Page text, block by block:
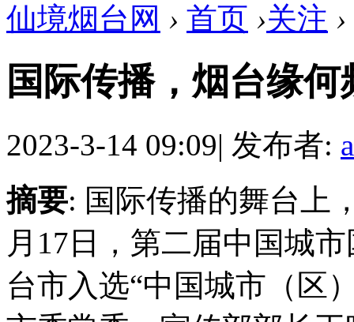
仙境烟台网 › 首页 ›关注 ›
国际传播，烟台缘
2023-3-14 09:09| 发布者:
摘要: 国际传播的舞台
月17日，第二届中国城
台市入选“中国城市（区